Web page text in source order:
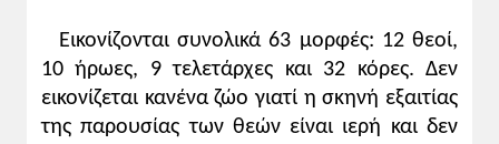
Εικονίζονται συνολικά 63 μορφές: 12 θεοί,
10 ήρωες, 9 τελετάρχες και 32 κόρες. Δεν
εικονίζεται κανένα ζώο γιατί η σκηνή εξαιτίας
της παρουσίας των θεών είναι ιερή και δεν